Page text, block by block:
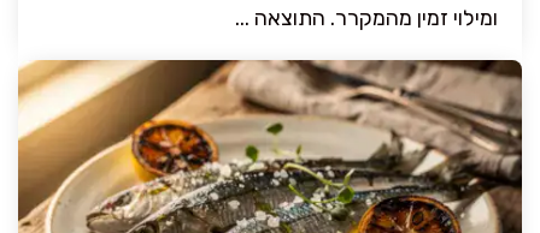
ומילוי זמין מהמקרר. התוצאה ...